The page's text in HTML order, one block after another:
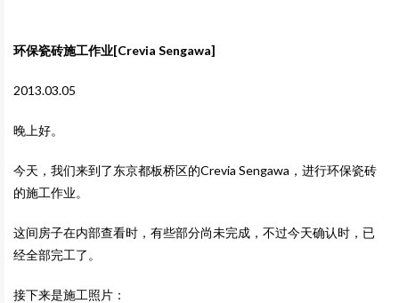
环保瓷砖施工作业[Crevia Sengawa]
2013.03.05
晚上好。
今天，我们来到了东京都板桥区的Crevia Sengawa，进行环保瓷砖
的施工作业。
这间房子在内部查看时，有些部分尚未完成，不过今天确认时，已
经全部完工了。
接下来是施工照片：